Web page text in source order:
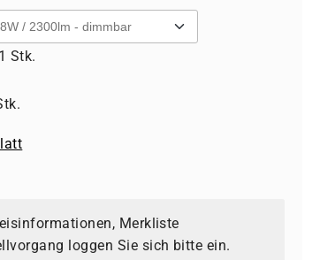
1 Stk.
Merkliste
loggen Sie sich bitte ein.